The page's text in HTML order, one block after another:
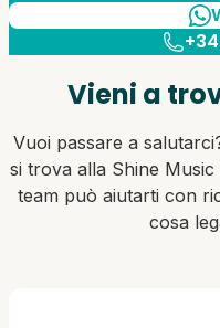
Vieni a
Vuoi passare a
si trova alla Shine
team può aiutarti con
cosa